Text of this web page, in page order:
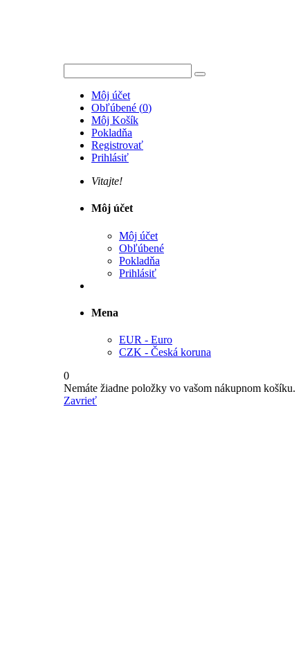
Môj účet
Obľúbené (0)
Môj Košík
Pokladňa
Registrovať
Prihlásiť
Vitajte!
Môj účet
Môj účet
Obľúbené
Pokladňa
Prihlásiť
Mena
EUR - Euro
CZK - Česká koruna
0
Nemáte žiadne položky vo vašom nákupnom košíku.
Zavrieť